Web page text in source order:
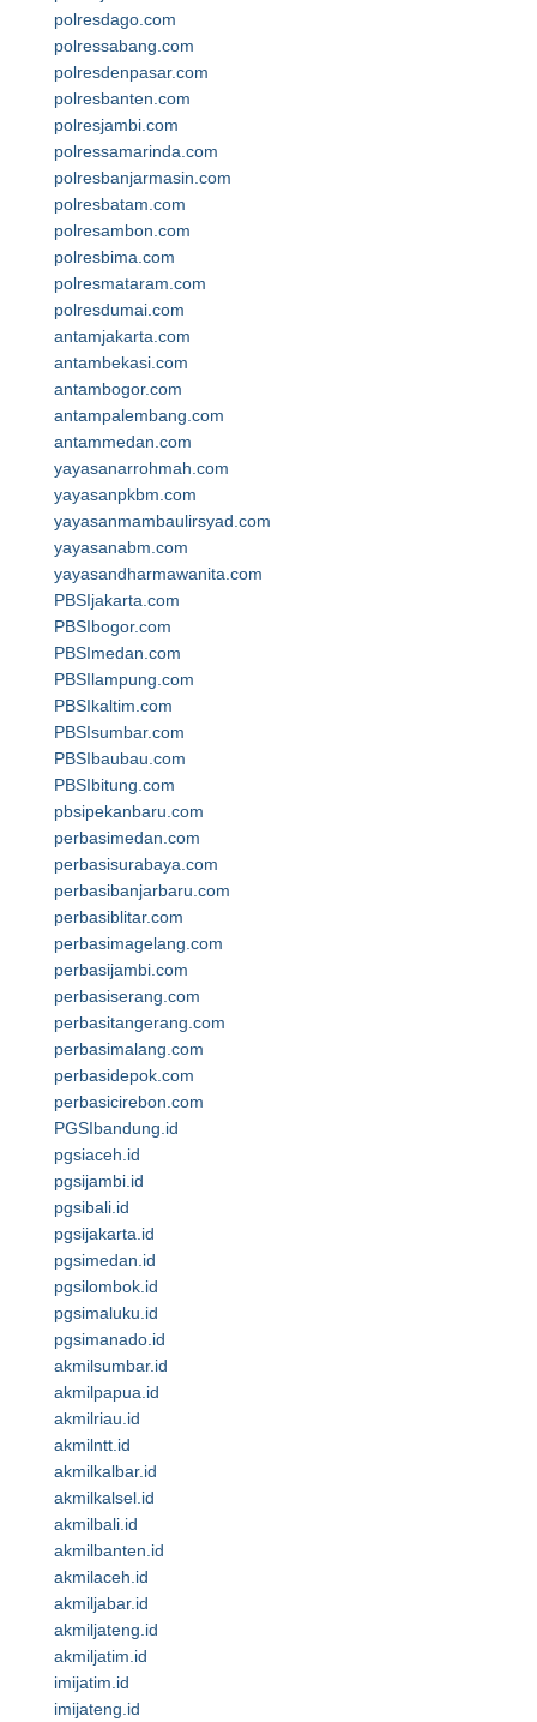
polresdago.com
polressabang.com
polresdenpasar.com
polresbanten.com
polresjambi.com
polressamarinda.com
polresbanjarmasin.com
polresbatam.com
polresambon.com
polresbima.com
polresmataram.com
polresdumai.com
antamjakarta.com
antambekasi.com
antambogor.com
antampalembang.com
antammedan.com
yayasanarrohmah.com
yayasanpkbm.com
yayasanmambaulirsyad.com
yayasanabm.com
yayasandharmawanita.com
PBSIjakarta.com
PBSIbogor.com
PBSImedan.com
PBSIlampung.com
PBSIkaltim.com
PBSIsumbar.com
PBSIbaubau.com
PBSIbitung.com
pbsipekanbaru.com
perbasimedan.com
perbasisurabaya.com
perbasibanjarbaru.com
perbasiblitar.com
perbasimagelang.com
perbasijambi.com
perbasiserang.com
perbasitangerang.com
perbasimalang.com
perbasidepok.com
perbasicirebon.com
PGSIbandung.id
pgsiaceh.id
pgsijambi.id
pgsibali.id
pgsijakarta.id
pgsimedan.id
pgsilombok.id
pgsimaluku.id
pgsimanado.id
akmilsumbar.id
akmilpapua.id
akmilriau.id
akmilntt.id
akmilkalbar.id
akmilkalsel.id
akmilbali.id
akmilbanten.id
akmilaceh.id
akmiljabar.id
akmiljateng.id
akmiljatim.id
imijatim.id
imijateng.id